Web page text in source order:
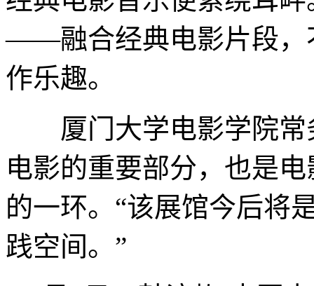
——融合经典电影片段，
作乐趣。
厦门大学电影学院常
电影的重要部分，也是
的一环。“该展馆今后将
践空间。”